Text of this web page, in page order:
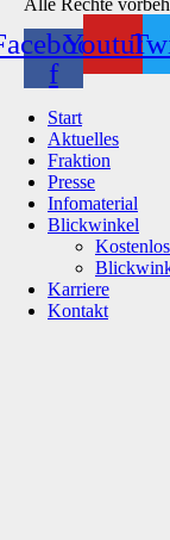
Alle Rechte
f
Youtube
Start
Aktuelles
Fraktion
Presse
Infomaterial
Blickwinkel
Karriere
Kontakt